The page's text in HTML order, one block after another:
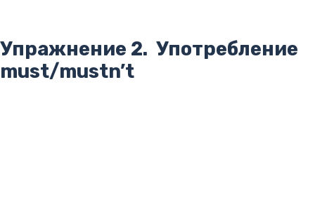
Упражнение 2. Употребление
must/mustn’t